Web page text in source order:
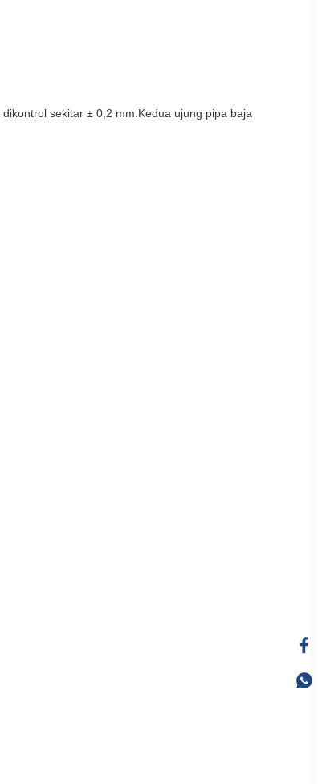
sekitar ± 0,2 mm.Kedua ujung pipa baja